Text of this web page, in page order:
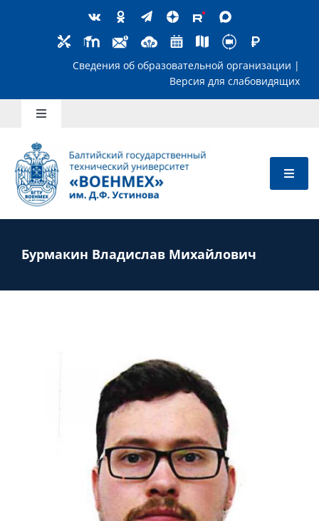
Сведения об образовательной
Toggle
Школьникам
Абитуриентам
Преподавателям
Бурмакин Владислав Михайлович